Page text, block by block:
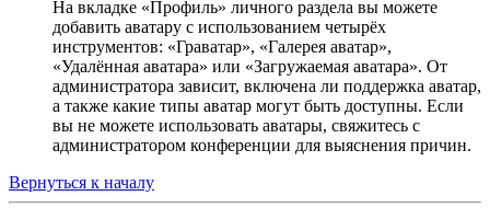
На вкладке «Профиль» личного раздела вы можете
добавить аватару с использованием четырёх
инструментов: «Граватар», «Галерея аватар»,
«Удалённая аватара» или «Загружаемая аватара». От
администратора зависит, включена ли поддержка аватар,
а также какие типы аватар могут быть доступны. Если
вы не можете использовать аватары, свяжитесь с
администратором конференции для выяснения причин.
Вернуться к началу